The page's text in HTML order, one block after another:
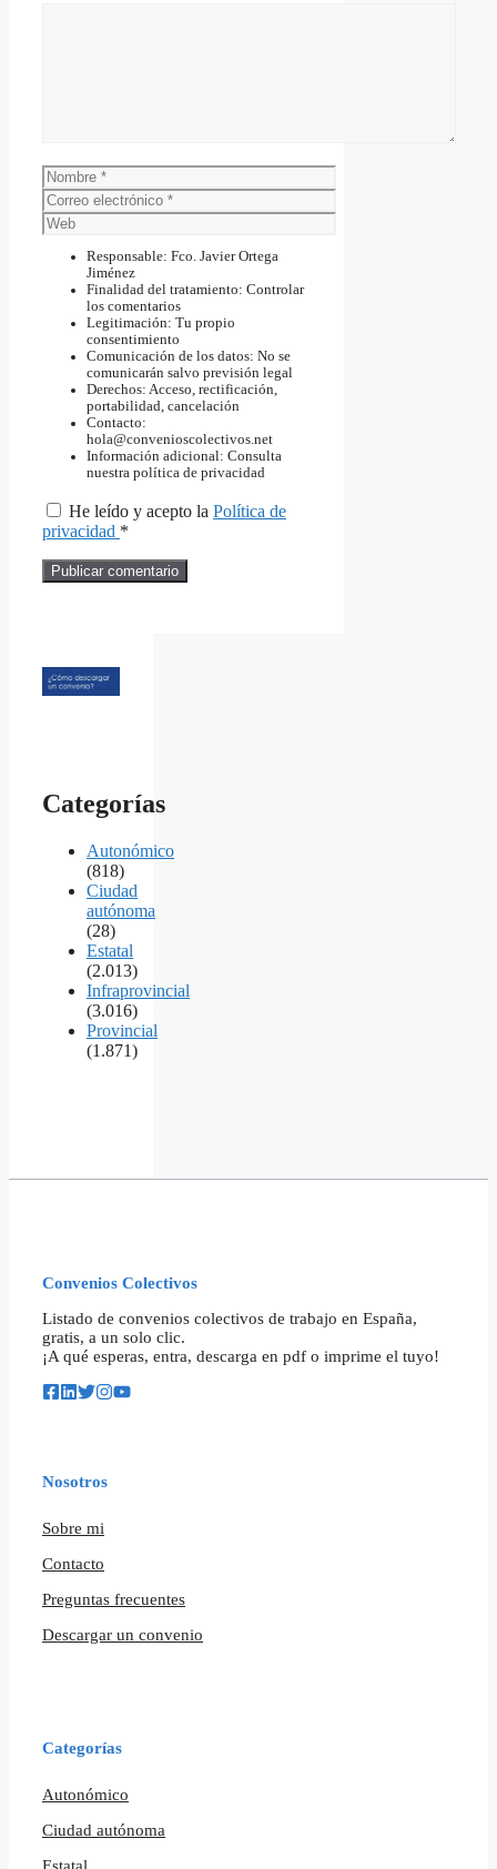
Nombre
Correo
electrónico
Web
Responsable: Fco. Javier Ortega
Jiménez
Finalidad del tratamiento: Controlar
los comentarios
Legitimación: Tu propio
consentimiento
Comunicación de los datos: No se
comunicarán salvo previsión legal
Derechos: Acceso, rectificación,
portabilidad, cancelación
Contacto:
hola@convenioscolectivos.net
Información adicional: Consulta
nuestra política de privacidad
He leído y acepto la Política de
privacidad *
Categorías
Autonómico
(818)
Ciudad
autónoma
(28)
Estatal
(2.013)
Infraprovincial
(3.016)
Provincial
(1.871)
Convenios Colectivos
Listado de convenios colectivos de trabajo en España,
gratis, a un solo clic.
¡A qué esperas, entra, descarga en pdf o imprime el tuyo!
Nosotros
Sobre mi
Contacto
Preguntas frecuentes
Descargar un convenio
Categorías
Autonómico
Ciudad autónoma